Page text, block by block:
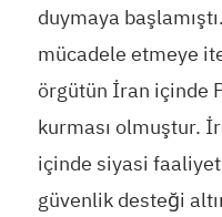
duymaya
mücadele etmeye
örgütün İran içinde
kurması olmuştur.
içinde siyasi faaliyet
güvenlik desteği